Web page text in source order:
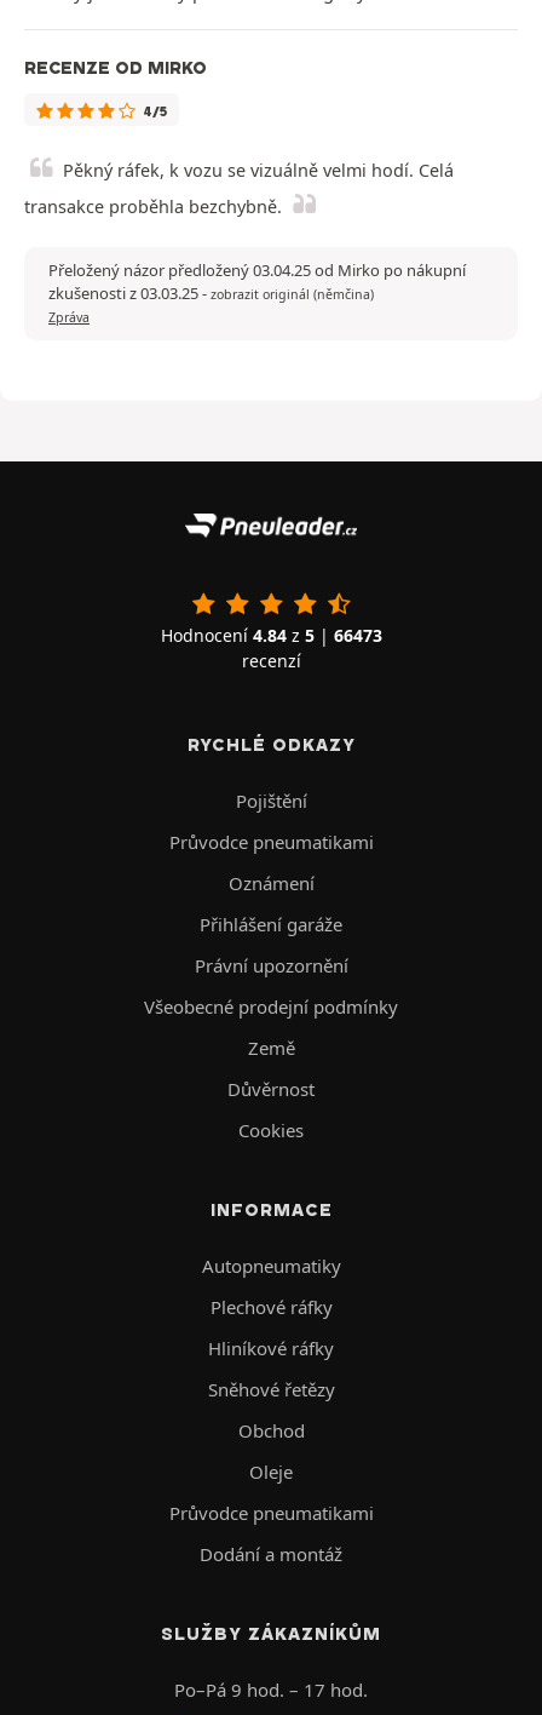
RECENZE OD MIRKO
4/5
Pěkný ráfek, k vozu se vizuálně velmi hodí. Celá
transakce proběhla bezchybně.
Přeložený názor předložený 03.04.25 od Mirko po nákupní
zkušenosti z 03.03.25- zobrazit originál (němčina)
Zpráva
Hodnocení 4.84z 5| 66473
recenzí
RYCHLÉ ODKAZY
Pojištění
Průvodce pneumatikami
Oznámení
Přihlášení garáže
Právní upozornění
Všeobecné prodejní podmínky
Země
Důvěrnost
Cookies
INFORMACE
Autopneumatiky
Plechové ráfky
Hliníkové ráfky
Sněhové řetězy
Obchod
Oleje
Průvodce pneumatikami
Dodání a montáž
SLUŽBY ZÁKAZNÍKŮM
Po–Pá 9 hod. – 17 hod.